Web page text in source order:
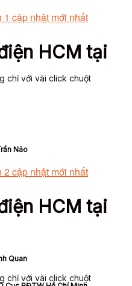
chỉ với vài click chuột
chỉ với vài click chuột
cập nhật mới nhất
HCM tại
Não
cập nhật mới nhất
HCM tại
Quan